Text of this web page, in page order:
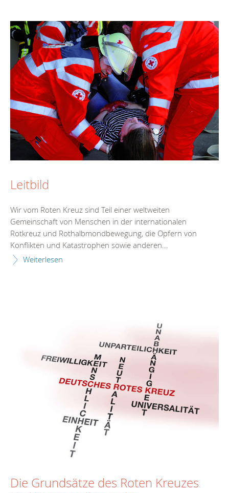
Leitbild
Wir vom Roten Kreuz sind Teil einer weltweiten
Gemeinschaft von Menschen in der internationalen
Rotkreuz und Rothalbmondbewegung, die Opfern von
Konflikten und Katastrophen sowie anderen...
Weiterlesen
Die Grundsätze des Roten Kreuzes